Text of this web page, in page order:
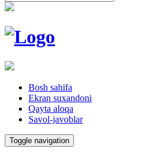
Bosh sahifa
Ekran suxandoni
Qayta aloqa
Savol-javoblar
Toggle navigation